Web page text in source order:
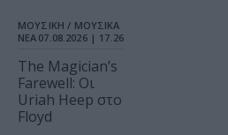
ΜΟΥΣΙΚΗ / ΜΟΥΣΙΚΑ
ΝΕΑ 07.08.2026 | 17.26
The Magician’s
Farewell: Οι
Uriah Heep στο
Floyd